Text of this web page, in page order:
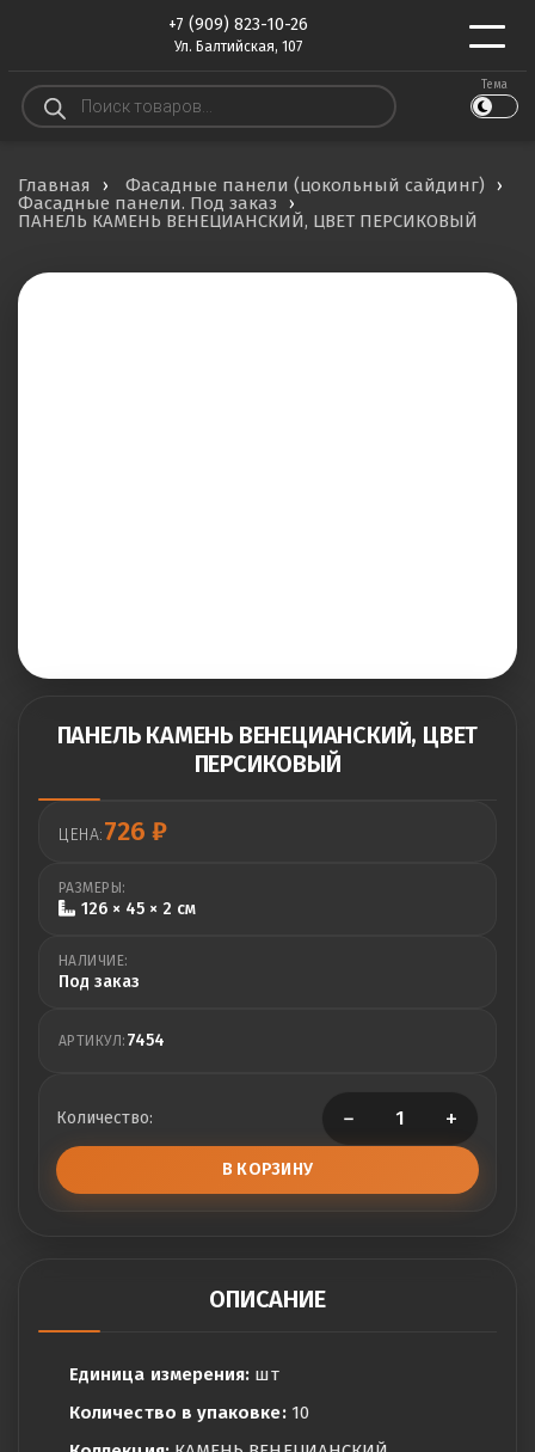
+7 (909) 823-10-26
Ул. Балтийская, 107
Поиск
товаров
Тема
Главная
Фасадные панели (цокольный сайдинг)
Фасадные панели. Под заказ
ПАНЕЛЬ КАМЕНЬ ВЕНЕЦИАНСКИЙ, ЦВЕТ ПЕРСИКОВЫЙ
ПАНЕЛЬ КАМЕНЬ ВЕНЕЦИАНСКИЙ, ЦВЕТ
ПЕРСИКОВЫЙ
ЦЕНА:726 ₽
РАЗМЕРЫ:
126 × 45 × 2 см
НАЛИЧИЕ:
Под заказ
АРТИКУЛ: 7454
Количество: − +
В КОРЗИНУ
ОПИСАНИЕ
Единица измерения: шт
Количество в упаковке:10